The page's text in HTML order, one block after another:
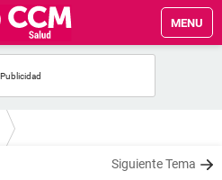
MENU
Siguiente Tema